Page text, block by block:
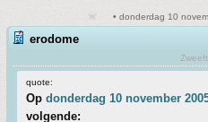
• donderdag 10
erodome
quote:
Op donderdag 10 november
volgende: